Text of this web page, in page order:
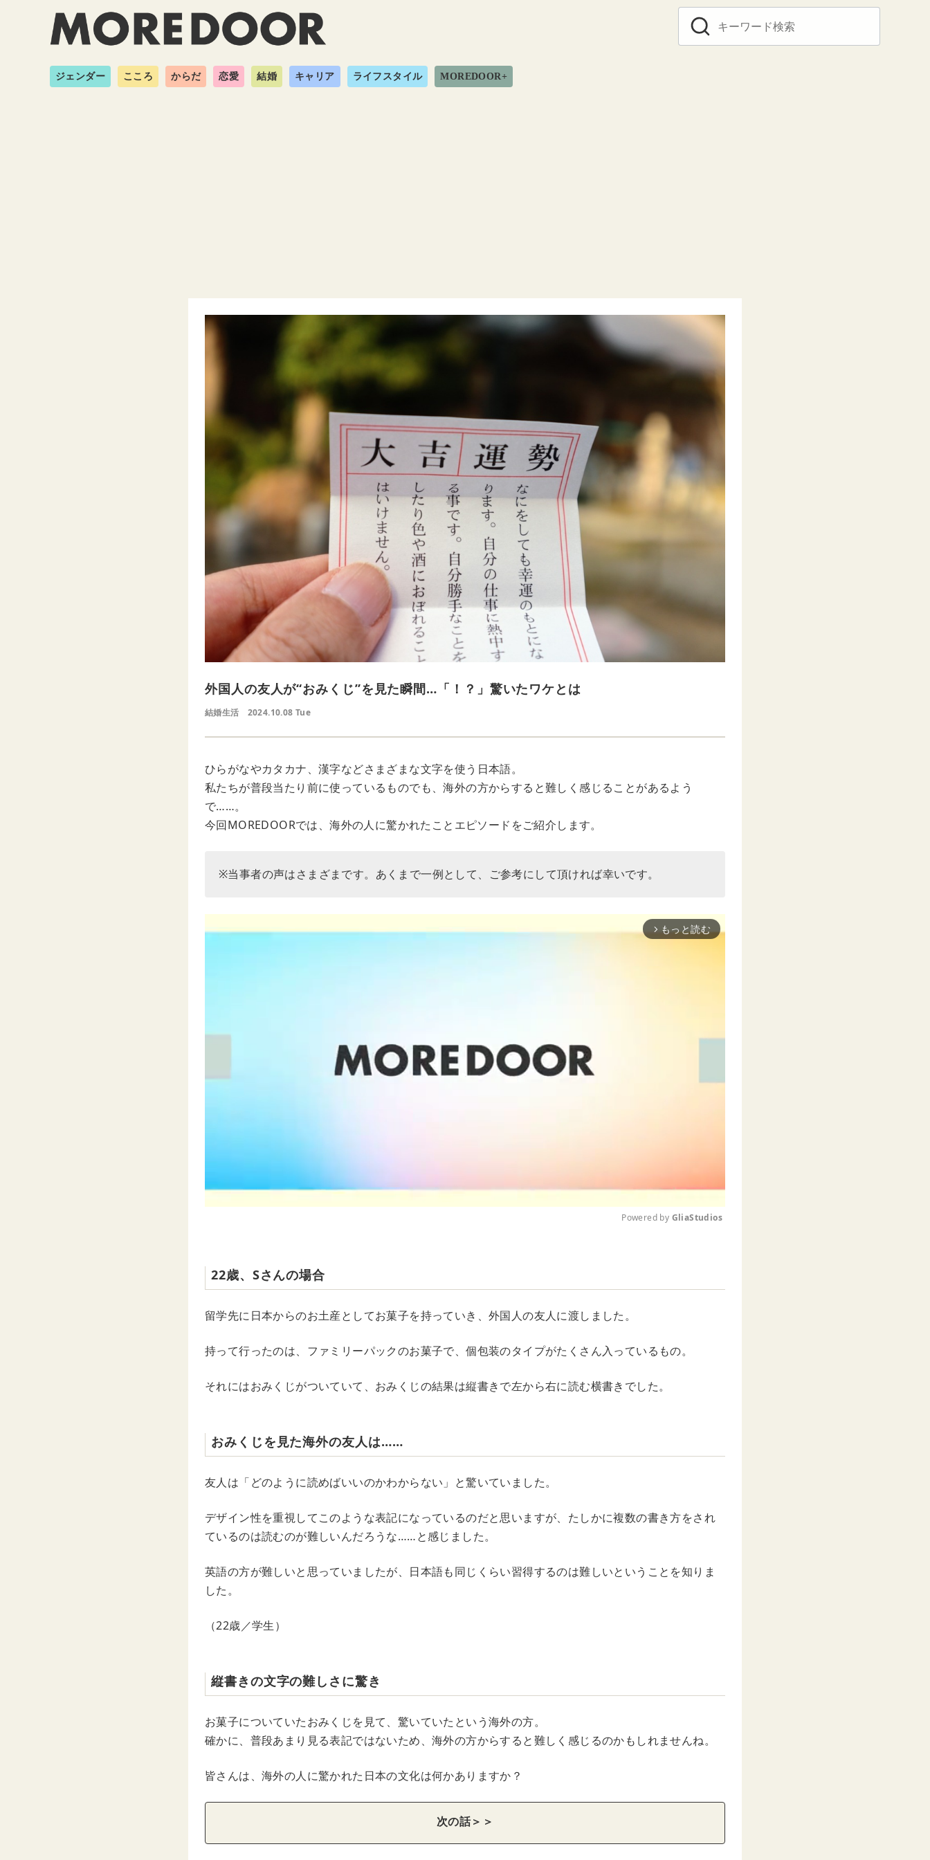
ジェンダー こころ からだ 恋愛 結婚 キャリア ライフスタイル MOREDOOR+
外国人の友人が“おみくじ”を見た瞬間…「！？」驚いたワケとは
結婚生活 2024.10.08 Tue
ひらがなやカタカナ、漢字などさまざまな文字を使う日本語。
私たちが普段当たり前に使っているものでも、海外の方からすると難しく感じることがあるよう
で……。
今回MOREDOORでは、海外の人に驚かれたことエピソードをご紹介します。
※当事者の声はさまざまです。あくまで一例として、ご参考にして頂ければ幸いです。
arrow_forward_ios もっと読む
t
Powered by GliaStudios
22歳、Sさんの場合
留学先に日本からのお土産としてお菓子を持っていき、外国人の友人に渡しました。
持って行ったのは、ファミリーパックのお菓子で、個包装のタイプがたくさん入っているもの。
それにはおみくじがついていて、おみくじの結果は縦書きで左から右に読む横書きでした。
おみくじを見た海外の友人は……
友人は「どのように読めばいいのかわからない」と驚いていました。
デザイン性を重視してこのような表記になっているのだと思いますが、たしかに複数の書き方をされ
ているのは読むのが難しいんだろうな……と感じました。
英語の方が難しいと思っていましたが、日本語も同じくらい習得するのは難しいということを知りま
した。
（22歳／学生）
縦書きの文字の難しさに驚き
お菓子についていたおみくじを見て、驚いていたという海外の方。
確かに、普段あまり見る表記ではないため、海外の方からすると難しく感じるのかもしれませんね。
皆さんは、海外の人に驚かれた日本の文化は何かありますか？
次の話＞＞